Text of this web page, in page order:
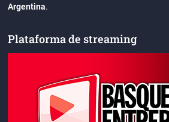
Argentina.
Plataforma de streaming